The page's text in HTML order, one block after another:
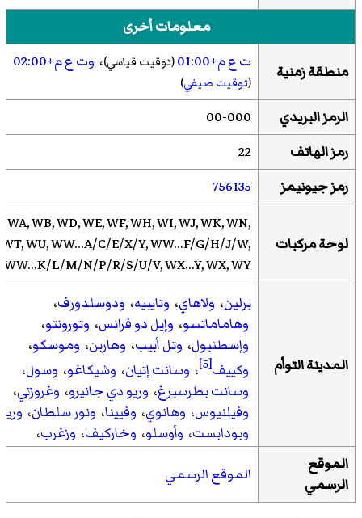
معلومات أخرى
منطقة زمنية ت ع م+01:00 (توقيت قياسي)، وت ع م+02:00
(توقيت صيفي)
الرمز البريدي
00-000
رمز الهاتف
22
رمز جيونيمز
756135
لوحة مركبات
WA, WB, WD, WE, WF, WH, WI, WJ, WK, WN,
WT, WU, WW...A/C/E/X/Y, WW...F/G/H/J/W,
WW...K/L/M/N/P/R/S/U/V, WX...Y, WX, WY
المدينة التوأم
برلين، ولاهاي، وتايبيه، ودوسلدورف،
وهاماماتسو، وإيل دو فرانس، وتورونتو،
وإسطنبول، وتل أبيب، وهاربن، وموسكو،
وكييف[5] ، وسانت إتيان، وشيكاغو، وسول،
وسانت بطرسبرغ، وريو دي جانيرو، وغروزني،
وفيلنيوس، وهانوي، وفيينا، ونور سلطان،
وبودابست، وأوسلو، وخاركيف، وزغرب،
وساربروكن،وصوفيا،وبوينس آيرس،وأثينا،
ومدريد،وسان دييغو
وأوديسا
الموقع
الرسمي
الموقع الرسمي